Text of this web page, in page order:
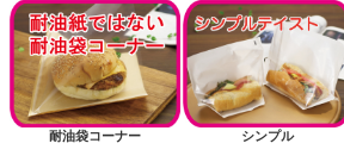
耐油袋コーナー シンプル